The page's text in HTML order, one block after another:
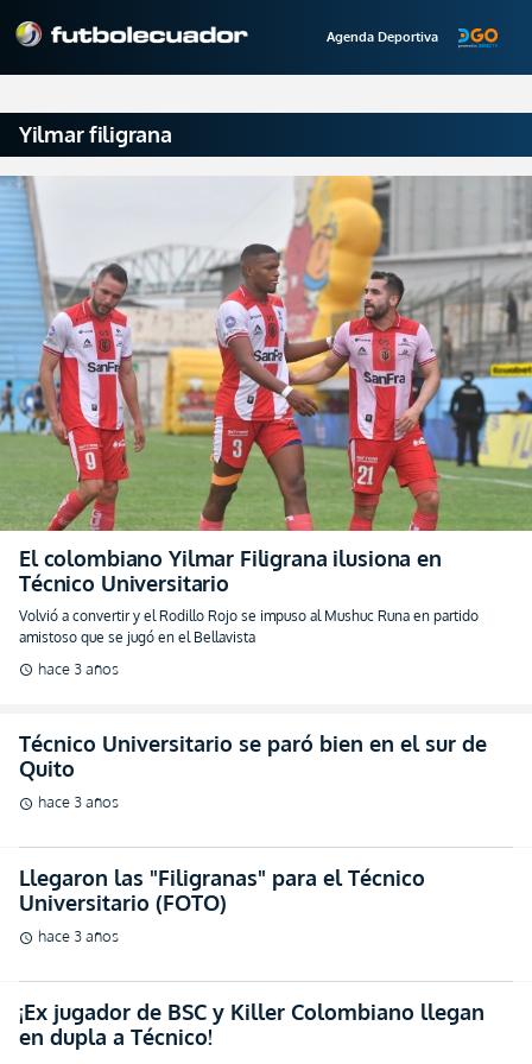
Agenda Deportiva
Yilmar filigrana
El colombiano Yilmar Filigrana ilusiona en
Técnico Universitario
Volvió a convertir y el Rodillo Rojo se impuso al Mushuc Runa en partido
amistoso que se jugó en el Bellavista
schedule hace 3 años
Técnico Universitario se paró bien en el sur de
Quito
schedule hace 3 años
Llegaron las "Filigranas" para el Técnico
Universitario (FOTO)
schedule hace 3 años
¡Ex jugador de BSC y Killer Colombiano llegan
en dupla a Técnico!